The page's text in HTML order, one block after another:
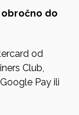
obročno do
od
Club,
Pay ili